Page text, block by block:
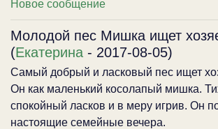
Новое сообщение
Молодой пес Мишка ищет
(Екатерина - 2017-08-05)
Самый добрый и ласковый пес ищет
Он как маленький косолапый мишка.
спокойный ласков и в меру игрив. Он
настоящие семейные вечера.